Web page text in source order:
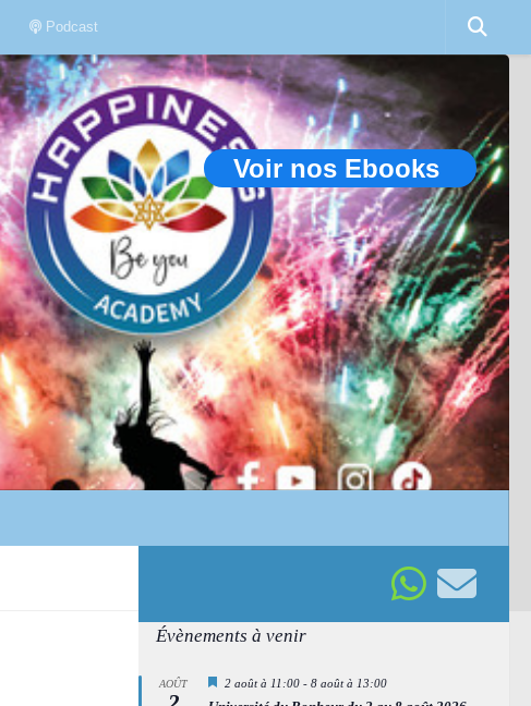
Podcast
Voir nos Ebooks
Évènements à venir
AOÛT
Mis
2 août à 11:00 - 8 août à 13:00